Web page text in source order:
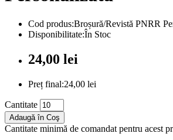
Cod produs:Broșură/Revistă PNRR
Disponibilitate:În Stoc
24,00 lei
Preț final:24,00 lei
Cantitate
Adaugă în Coş
Cantitate minimă de comandat pentru acest